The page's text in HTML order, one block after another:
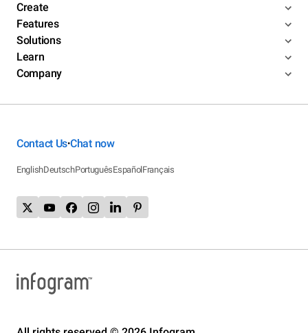
Create
Features
Solutions
Learn
Company
Contact Us•Chat now
EnglishDeutschPortuguêsEspañolFrançais